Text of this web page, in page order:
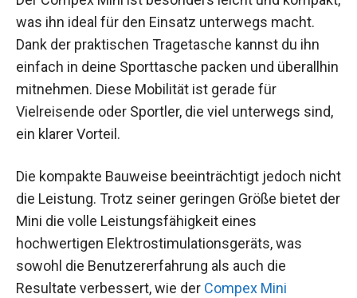
was ihn ideal für den Einsatz unterwegs macht.
Dank der praktischen Tragetasche kannst du ihn
einfach in deine Sporttasche packen und überallhin
mitnehmen. Diese Mobilität ist gerade für
Vielreisende oder Sportler, die viel unterwegs sind,
ein klarer Vorteil.
Die kompakte Bauweise beeinträchtigt jedoch nicht
die Leistung. Trotz seiner geringen Größe bietet der
Mini die volle Leistungsfähigkeit eines
hochwertigen Elektrostimulationsgeräts, was
sowohl die Benutzererfahrung als auch die
Resultate verbessert, wie der Compex Mini